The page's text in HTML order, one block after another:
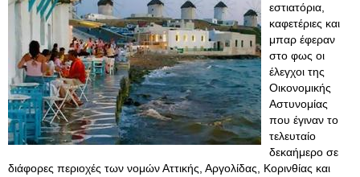
εστιατόρια,
καφετέριες και
μπαρ έφεραν
στο φως οι
έλεγχοι της
Οικονομικής
Αστυνομίας
που έγιναν το
τελευταίο
δεκαήμερο σε
διάφορες περιοχές των νομών Αττικής, Αργολίδας, Κορινθίας και